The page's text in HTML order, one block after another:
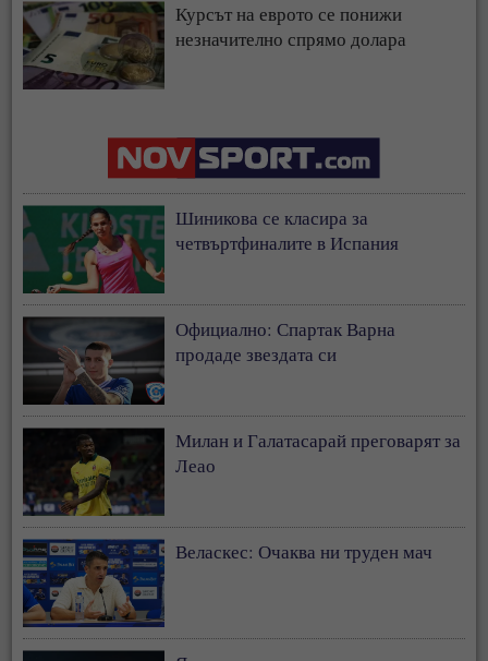
Курсът на еврото се понижи
незначително спрямо долара
Шиникова се класира за
четвъртфиналите в Испания
Официално: Спартак Варна
продаде звездата си
Милан и Галатасарай преговарят за
Леао
Веласкес: Очаква ни труден мач